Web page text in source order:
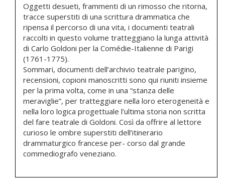
Oggetti desueti, frammenti di un rimosso che ritorna,
tracce superstiti di una scrittura drammatica che
ripensa il percorso di una vita, i documenti teatrali
raccolti in questo volume tratteggiano la lunga attività
di Carlo Goldoni per la Comédie-Italienne di Parigi
(1761-1775).
Sommari, documenti dell’archivio teatrale parigino,
recensioni, copioni manoscritti sono qui riuniti insieme
per la prima volta, come in una “stanza delle
meraviglie”, per tratteggiare nella loro eterogeneità e
nella loro logica progettuale l’ultima storia non scritta
del fare teatrale di Goldoni. Così da offrire al lettore
curioso le ombre superstiti dell’itinerario
drammaturgico francese per- corso dal grande
commediografo veneziano.